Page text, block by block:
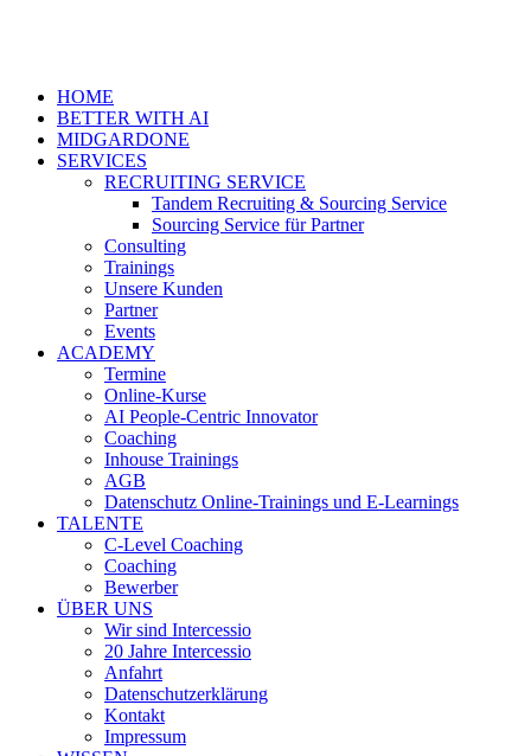
HOME
BETTER WITH AI
MIDGARDONE
SERVICES
RECRUITING SERVICE
Tandem Recruiting & Sourcing Service
Sourcing Service für Partner
Consulting
Trainings
Unsere Kunden
Partner
Events
ACADEMY
Termine
Online-Kurse
AI People-Centric Innovator
Coaching
Inhouse Trainings
AGB
Datenschutz Online-Trainings und E-Learnings
TALENTE
C-Level Coaching
Coaching
Bewerber
ÜBER UNS
Wir sind Intercessio
20 Jahre Intercessio
Anfahrt
Datenschutzerklärung
Kontakt
Impressum